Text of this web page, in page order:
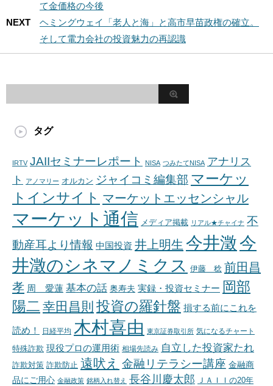
て金価格の今後
NEXT
ヘミングウェイ「老人と海」と高市早苗政権の確立。
そして電力会社の投資魅力の再認識
タグ
IRTV JAIIセミナーレポート NISA つみたてNISA アナリス
ト
アノマリー オルカン ジャイコミ編集部 マーケッ
トインサイト マーケットエッセンシャル
マーケット通信 メディア掲載 リアル★チャイナ 不
動産耳より情報 中国投資 井上明生 今井澂今
井澂のシネマノミクス 伊藤 稔 前田昌
孝 周 愛蓮 基本の話 奥寿夫 実録・投資セミナー 岡部
陽二 幸田昌則 投資の羅針盤 損する前にこれを
読め！ 日経平均 木村喜由 東京証券取引所 気になるチャート
特殊詐欺 現役プロの運用術 相場先読み 自立した投資家たれ
詐欺対策 詐欺防止 遠吠え 金融リテラシー講座 金融商
品にご用心 金融政策 銘柄入れ替え 長谷川慶太郎 ＪＡＩＩの20年